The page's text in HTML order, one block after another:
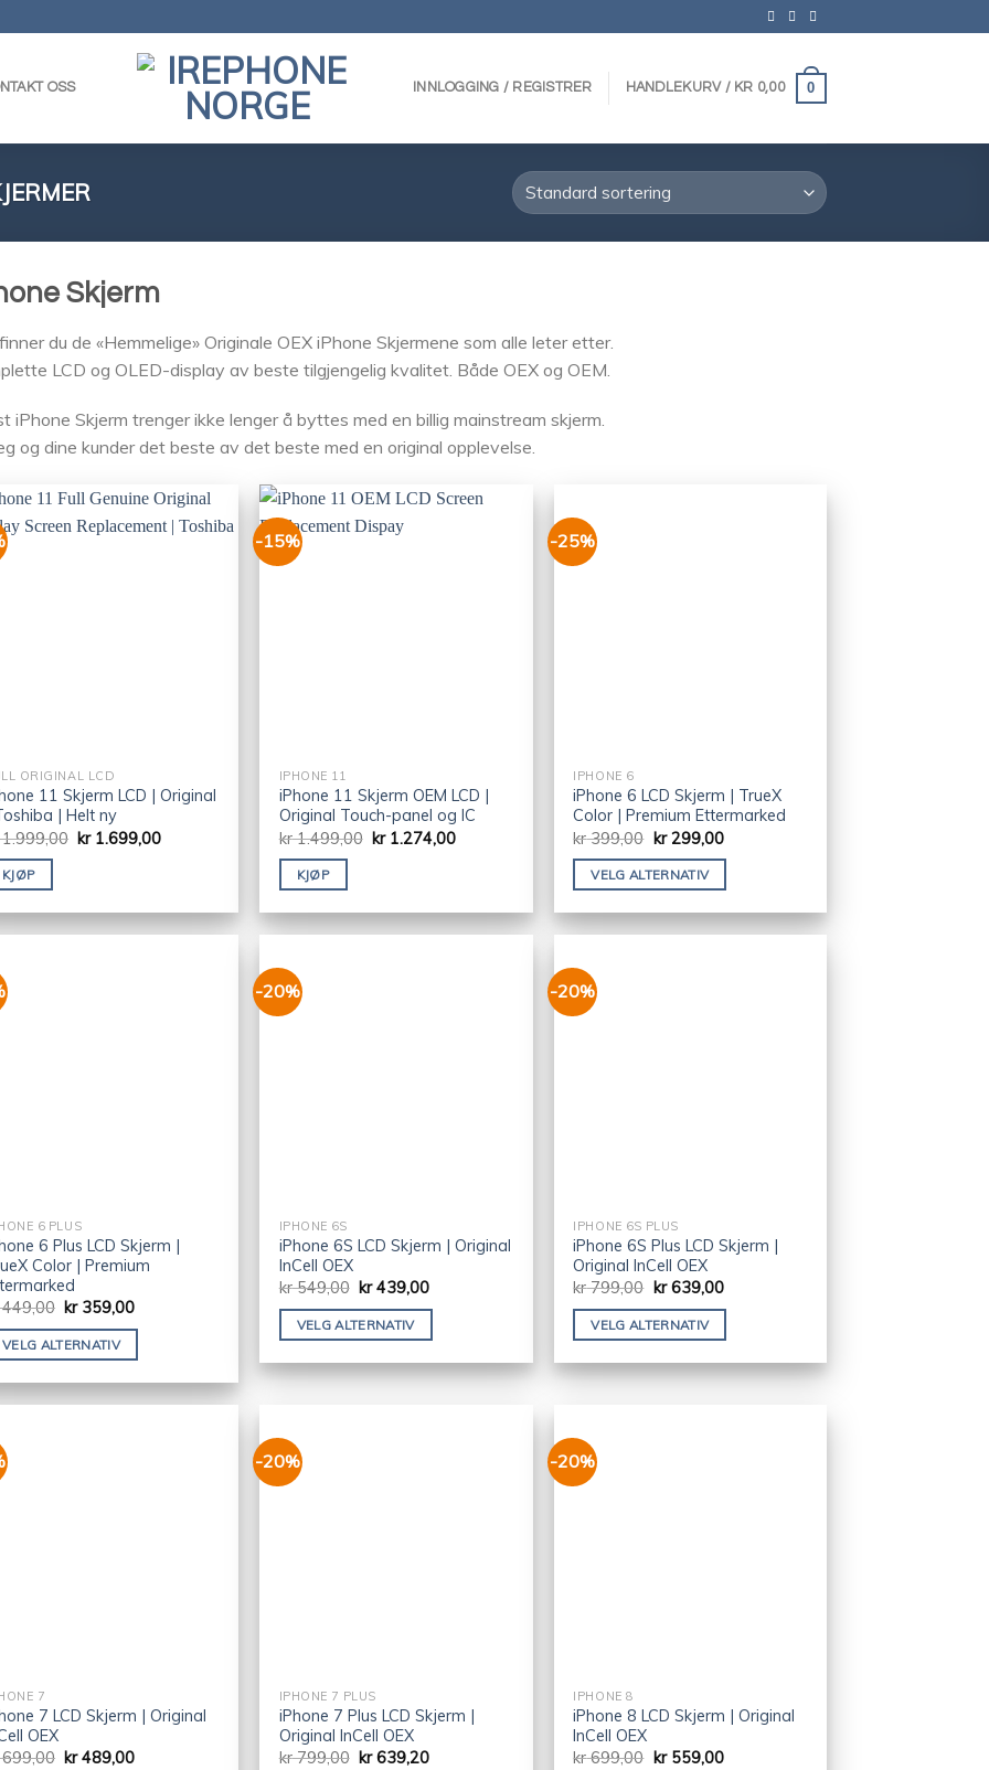
OSS INNLOGGING / REGISTRER HANDLEKURV / KR 0,00 0
Skjerm
du de «Hemmelige» Originale OEX iPhone Skjermene som alle leter etter.
LCD og OLED-display av beste tilgjengelig kvalitet. Både OEX og OEM.
iPhone Skjerm trenger ikke lenger å byttes med en billig mainstream skjerm.
og dine kunder det beste av det beste med en original opplevelse.
ORIGINAL LCD
11 Skjerm LCD | Original
| Helt ny
kr1.699,00
KJØP
-15%
IPHONE 11
iPhone 11 Skjerm OEM LCD |
Original Touch-panel og IC
kr1.499,00 kr1.274,00
KJØP
-25%
IPHONE 6
iPhone 6 LCD Skjerm | TrueX
Color | Premium Ettermarked
kr399,00 kr299,00
VELG ALTERNATIV
6 PLUS
6 Plus LCD Skjerm |
Color | Premium
kr359,00
VELG ALTERNATIV
-20%
IPHONE 6S
iPhone 6S LCD Skjerm | Original
InCell OEX
kr549,00 kr439,00
VELG ALTERNATIV
-20%
IPHONE 6S PLUS
iPhone 6S Plus LCD Skjerm |
Original InCell OEX
kr799,00 kr639,00
VELG ALTERNATIV
7
7 LCD Skjerm | Original
OEX
kr489,00
-20%
IPHONE 7 PLUS
iPhone 7 Plus LCD Skjerm |
Original InCell OEX
kr799,00 kr639,20
-20%
IPHONE 8
iPhone 8 LCD Skjerm | Original
InCell OEX
kr699,00 kr559,00